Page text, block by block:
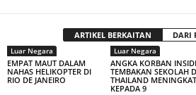
ARTIKEL BERKAITAN DARI
Luar Negara
EMPAT MAUT DALAM
NAHAS HELIKOPTER DI
RIO DE JANEIRO
Luar Negara
ANGKA KORBAN
TEMBAKAN SEKOLAH
THAILAND MENINGKAT
KEPADA 9